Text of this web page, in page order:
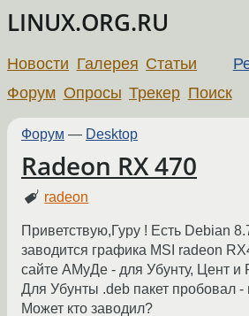
LINUX.ORG.RU
Новости Галерея Статьи
Форум Опросы Трекер Поиск
Форум — Desktop
Radeon RX 470
radeon
Приветствую,Гуру ! Есть Debian
заводится графика MSI radeon
сайте АМуДе - для Убунту, Цент и
Для Убунты .deb пакет пробовал -
Может кто заводил?